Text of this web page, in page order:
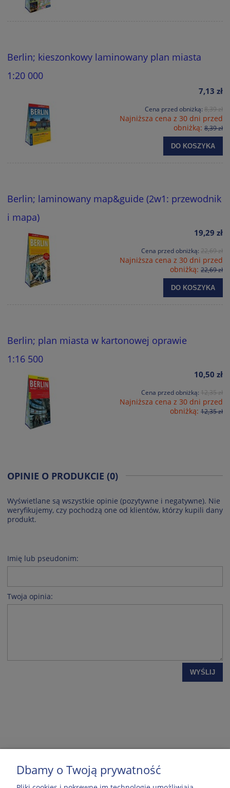
Berlin; kieszonkowy laminowany plan miasta
1:20 000
7,13 zł
Cena przed obniżką: 8,39 zł
Najniższa cena z 30 dni przed
obniżką: 8,39 zł
DO KOSZYKA
Berlin; laminowany map&guide (2w1: przewodnik
i mapa)
19,29 zł
Cena przed obniżką: 22,69 zł
Najniższa cena z 30 dni przed
obniżką: 22,69 zł
DO KOSZYKA
Berlin; plan miasta w kartonowej oprawie
1:16 500
10,50 zł
Cena przed obniżką: 12,35 zł
Najniższa cena z 30 dni przed
obniżką: 12,35 zł
OPINIE O PRODUKCIE (0)
Wyświetlane są wszystkie opinie (pozytywne i negatywne). Nie
weryfikujemy, czy pochodzą one od klientów, którzy kupili dany
produkt.
Imię lub pseudonim:
Twoja opinia:
WYŚLIJ
MOJE KONTO
Dbamy o Twoją prywatność